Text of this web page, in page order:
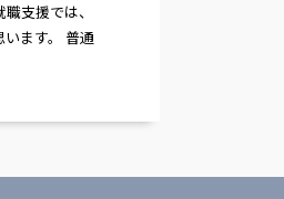
支援では、
ます。 普通